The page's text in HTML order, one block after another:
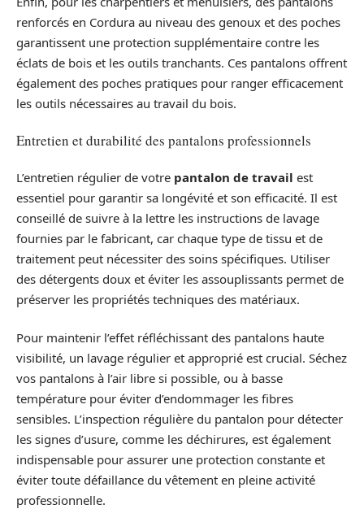
renforcés en Cordura au niveau des genoux et des poches
garantissent une protection supplémentaire contre les
éclats de bois et les outils tranchants. Ces pantalons offrent
également des poches pratiques pour ranger efficacement
les outils nécessaires au travail du bois.
Entretien et durabilité des pantalons professionnels
L’entretien régulier de votre pantalon de travail est
essentiel pour garantir sa longévité et son efficacité. Il est
conseillé de suivre à la lettre les instructions de lavage
fournies par le fabricant, car chaque type de tissu et de
traitement peut nécessiter des soins spécifiques. Utiliser
des détergents doux et éviter les assouplissants permet de
préserver les propriétés techniques des matériaux.
Pour maintenir l’effet réfléchissant des pantalons haute
visibilité, un lavage régulier et approprié est crucial. Séchez
vos pantalons à l’air libre si possible, ou à basse
température pour éviter d’endommager les fibres
sensibles. L’inspection régulière du pantalon pour détecter
les signes d’usure, comme les déchirures, est également
indispensable pour assurer une protection constante et
éviter toute défaillance du vêtement en pleine activité
professionnelle.